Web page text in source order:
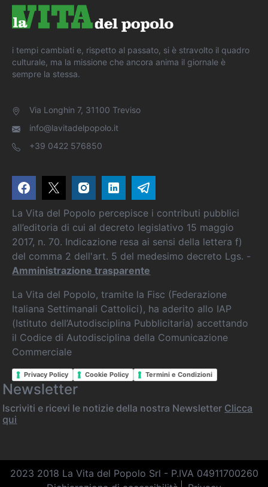
i tempi cambiati e, rispetto al passato, si è stravolto il quadro
culturale, ma la missione che ancora anima il giornale è
sempre la stessa.
Via Longhin 7, 31100 Treviso
info@lavitadelpopolo.it
+39 0422 576850
La Vita del Popolo percepisce i contributi pubblici
all’editoria di cui al decreto legislativo 15 maggio
2017, n. 70. Indicazione resa ai sensi della lettera f)
del comma 2 dell'art. 5 del medesimo decreto Lgs. -
Amministrazione trasparente
La Vita del Popolo, tramite la Fisc (Federazione
Italiana Settimanali Cattolici), ha aderito allo IAP
(Istituto dell’Autodisciplina Pubblicitaria) accettando
il Codice di Autodisciplina della Comunicazione
Commerciale
Privacy Policy Cookie Policy Termini e Condizioni
Newsletter
Iscriviti e ricevi le notizie della nostra Newsletter Clicca
qui
2023 2018 La Vita del Popolo Srl - P.IVA 04911700260